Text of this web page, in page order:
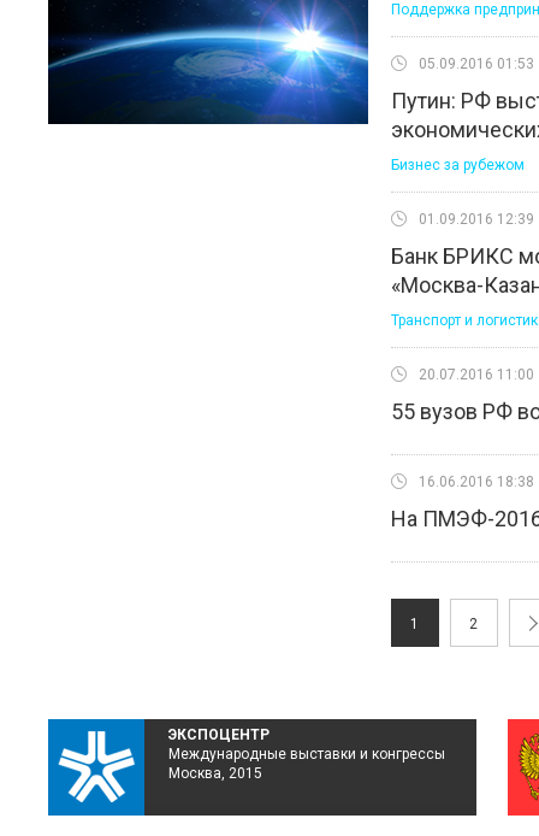
Поддержка
05.09.2016 01:53
Путин: РФ
Бизнес за рубежом
01.09.2016 12:39
Банк БРИКС
«Москва-
Транспорт и
20.07.2016 11:00
55 вузов РФ
16.06.2016 18:38
На ПМЭФ-
1 2
ЭКСПОЦЕНТР
Международные выставки и конгрессы
Москва, 2015